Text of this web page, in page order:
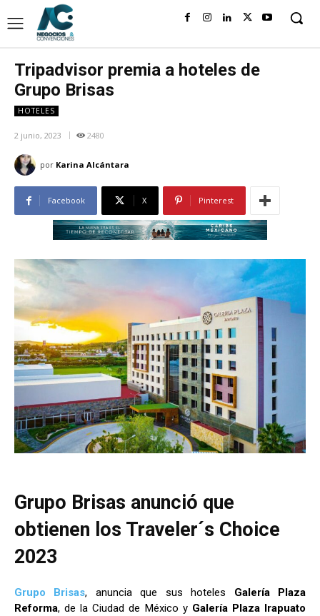
Tripadvisor premia a hoteles de
Grupo Brisas
HOTELES
2 junio, 2023 2480
por Karina Alcántara
Facebook X Pinterest
Grupo Brisas anunció que
obtienen los Traveler´s Choice
2023
Grupo Brisas, anuncia que sus hoteles Galería Plaza
Reforma, de la Ciudad de México y Galería Plaza Irapuato